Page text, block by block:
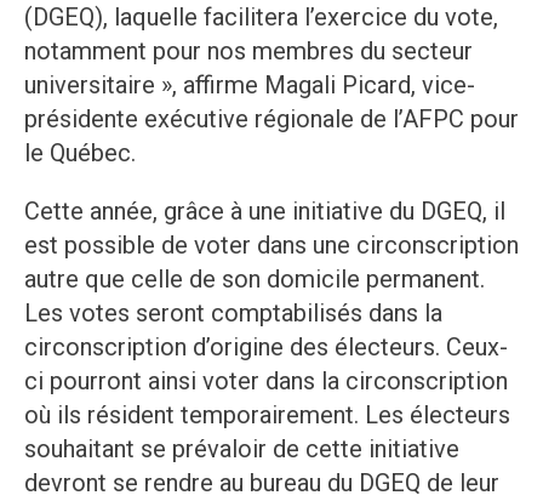
(DGEQ), laquelle facilitera l’exercice du vote,
notamment pour nos membres du secteur
universitaire », affirme Magali Picard, vice-
présidente exécutive régionale de l’AFPC pour
le Québec.
Cette année, grâce à une initiative du DGEQ, il
est possible de voter dans une circonscription
autre que celle de son domicile permanent.
Les votes seront comptabilisés dans la
circonscription d’origine des électeurs. Ceux-
ci pourront ainsi voter dans la circonscription
où ils résident temporairement. Les électeurs
souhaitant se prévaloir de cette initiative
devront se rendre au bureau du DGEQ de leur